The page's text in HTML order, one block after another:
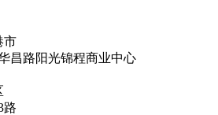
市
昌路阳光锦程商业中心
路